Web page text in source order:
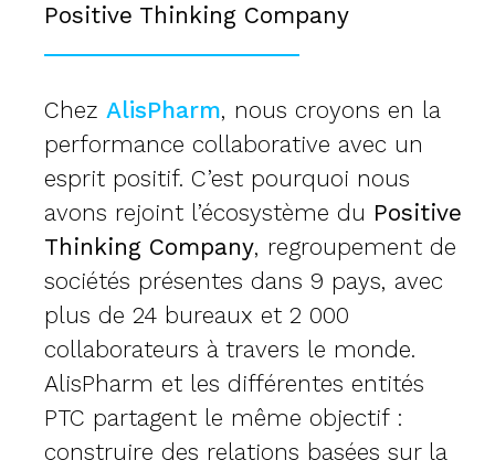
Positive Thinking Company
ChezAlisPharm, nous croyons en la
performance collaborative avec un
esprit positif. C’est pourquoi nous
avons rejoint l’écosystème du Positive
Thinking Company, regroupement de
sociétés présentes dans 9 pays, avec
plus de 24 bureaux et 2 000
collaborateurs à travers le monde.
AlisPharm et les différentes entités
PTC partagent le même objectif :
construire des relations basées sur la